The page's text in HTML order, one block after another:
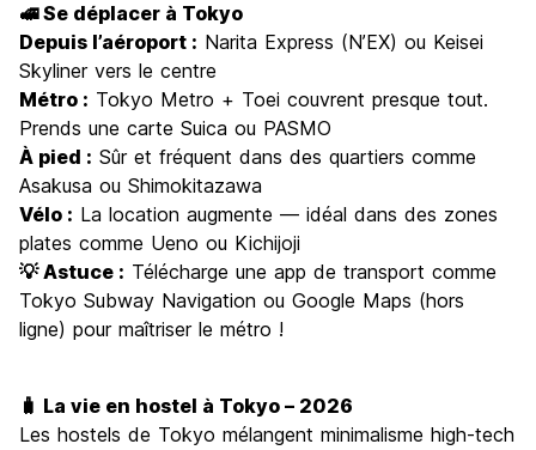
🚅 Se déplacer à Tokyo
Depuis l’aéroport : Narita Express (N’EX) ou Keisei
Skyliner vers le centre
Métro : Tokyo Metro + Toei couvrent presque tout.
Prends une carte Suica ou PASMO
À pied : Sûr et fréquent dans des quartiers comme
Asakusa ou Shimokitazawa
Vélo : La location augmente — idéal dans des zones
plates comme Ueno ou Kichijoji
💡 Astuce : Télécharge une app de transport comme
Tokyo Subway Navigation ou Google Maps (hors
ligne) pour maîtriser le métro !
🧳 La vie en hostel à Tokyo – 2026
Les hostels de Tokyo mélangent minimalisme high-tech